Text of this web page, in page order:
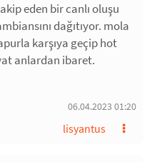
eden bir canlı oluşu
dağıtıyor. mola
karşıya geçip hot
anlardan ibaret.
06.04.2023 01:20
lisyantus